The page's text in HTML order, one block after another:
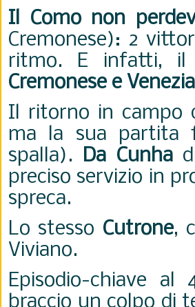
Il Como non
Cremonese): 2
ritmo. E infatti, il
Cremonese e Venezia
Il ritorno in campo
ma la sua partita
spalla). Da Cunha
preciso servizio in
spreca.
Lo stesso Cutrone,
Viviano.
Episodio-chiave
braccio un colpo di